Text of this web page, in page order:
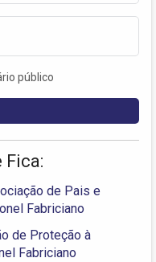
público
Fica:
de Pais e
Fabriciano
de Proteção à
Fabriciano